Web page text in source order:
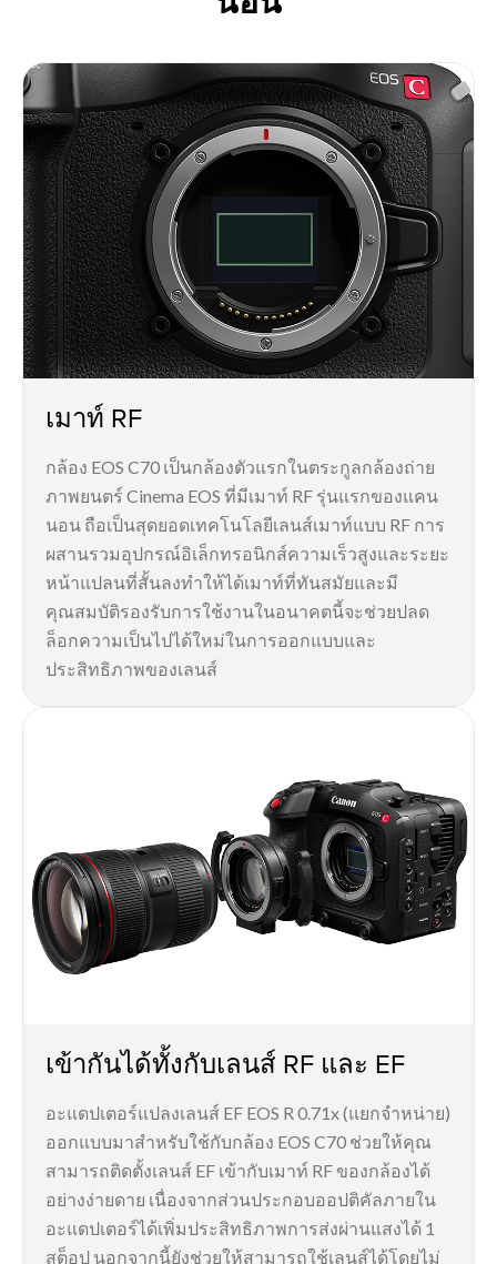
เมาท์ RF
กล้อง EOS C70 เป็นกล้องตัวแรกในตระกูลกล้องถ่าย
ภาพยนตร์ Cinema EOS ที่มีเมาท์ RF รุ่นแรกของแคน
นอน ถือเป็นสุดยอดเทคโนโลยีเลนส์เมาท์แบบ RF การ
ผสานรวมอุปกรณ์อิเล็กทรอนิกส์ความเร็วสูงและระยะ
หน้าแปลนที่สั้นลงทำให้ได้เมาท์ที่ทันสมัยและมี
คุณสมบัติรองรับการใช้งานในอนาคตนี้จะช่วยปลด
ล็อกความเป็นไปได้ใหม่ในการออกแบบและ
ประสิทธิภาพของเลนส์
เข้ากันได้ทั้งกับเลนส์ RF และ EF
อะแดปเตอร์แปลงเลนส์ EF EOS R 0.71x (แยกจำหน่าย)
ออกแบบมาสำหรับใช้กับกล้อง EOS C70 ช่วยให้คุณ
สามารถติดตั้งเลนส์ EF เข้ากับเมาท์ RF ของกล้องได้
อย่างง่ายดาย เนื่องจากส่วนประกอบออปติคัลภายใน
อะแดปเตอร์ได้เพิ่มประสิทธิภาพการส่งผ่านแสงได้ 1
สต็อป นอกจากนี้ยังช่วยให้สามารถใช้เลนส์ได้โดยไม่